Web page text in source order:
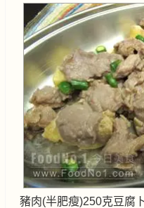
豬肉(半肥瘦)250克豆腐